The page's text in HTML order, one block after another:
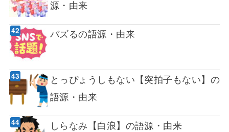
源・由来
バズるの語源・由来
とっぴょうしもない【突拍子もない】の
語源・由来
しらなみ【白浪】の語源・由来